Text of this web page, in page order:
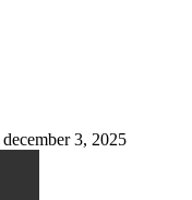
december 3, 2025